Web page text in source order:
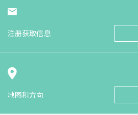
注册获取信息
地图和方向